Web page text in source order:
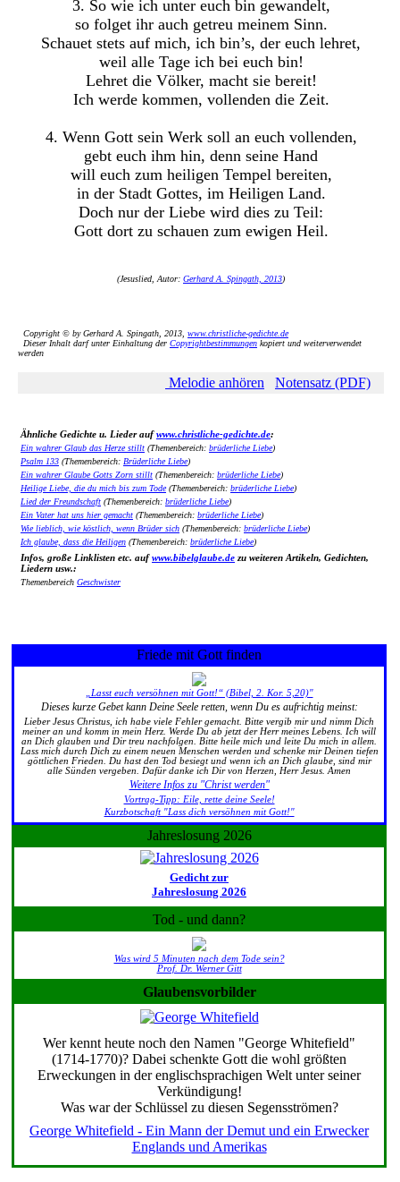
3. So wie ich unter euch bin gewandelt,
so folget ihr auch getreu meinem Sinn.
Schauet stets auf mich, ich bin’s, der euch lehret,
weil alle Tage ich bei euch bin!
Lehret die Völker, macht sie bereit!
Ich werde kommen, vollenden die Zeit.
4. Wenn Gott sein Werk soll an euch vollenden,
gebt euch ihm hin, denn seine Hand
will euch zum heiligen Tempel bereiten,
in der Stadt Gottes, im Heiligen Land.
Doch nur der Liebe wird dies zu Teil:
Gott dort zu schauen zum ewigen Heil.
(Jesuslied, Autor: Gerhard A. Spingath, 2013)
Copyright © by Gerhard A. Spingath, 2013, www.christliche-gedichte.de
Dieser Inhalt darf unter Einhaltung der Copyrightbestimmungen kopiert und weiterverwendet
werden
Melodie anhören Notensatz (PDF)
Ähnliche Gedichte u. Lieder aufwww.christliche-gedichte.de:
Ein wahrer Glaub das Herze stillt (Themenbereich: brüderliche Liebe)
Psalm 133 (Themenbereich: Brüderliche Liebe)
Ein wahrer Glaube Gotts Zorn stillt (Themenbereich: brüderliche Liebe)
Heilige Liebe, die du mich bis zum Tode(Themenbereich: brüderliche Liebe)
Lied der Freundschaft (Themenbereich: brüderliche Liebe)
Ein Vater hat uns hier gemacht (Themenbereich: brüderliche Liebe)
Wie lieblich, wie köstlich, wenn Brüder sich (Themenbereich: brüderliche Liebe)
Ich glaube, dass die Heiligen (Themenbereich: brüderliche Liebe)
Infos, große Linklisten etc. aufwww.bibelglaube.de zu weiteren Artikeln, Gedichten,
Liedern usw.:
Themenbereich Geschwister
Friede mit Gott finden
„Lasst euch versöhnen mit Gott!“ (Bibel, 2. Kor. 5,20)"
Dieses kurze Gebet kann Deine Seele retten, wenn Du es aufrichtig meinst:
Lieber Jesus Christus, ich habe viele Fehler gemacht. Bitte vergib mir und nimm Dich
meiner an und komm in mein Herz. Werde Du ab jetzt der Herr meines Lebens. Ich will
an Dich glauben und Dir treu nachfolgen. Bitte heile mich und leite Du mich in allem.
Lass mich durch Dich zu einem neuen Menschen werden und schenke mir Deinen tiefen
göttlichen Frieden. Du hast den Tod besiegt und wenn ich an Dich glaube, sind mir
alle Sünden vergeben. Dafür danke ich Dir von Herzen, Herr Jesus. Amen
Weitere Infos zu "Christ werden"
Vortrag-Tipp: Eile, rette deine Seele!
Kurzbotschaft "Lass dich versöhnen mit Gott!"
Jahreslosung 2026
Gedicht zur
Jahreslosung 2026
Tod - und dann?
Was wird 5 Minuten nach dem Tode sein?
Prof. Dr. Werner Gitt
Glaubensvorbilder
Wer kennt heute noch den Namen "George Whitefield"
(1714-1770)? Dabei schenkte Gott die wohl größten
Erweckungen in der englischsprachigen Welt unter seiner
Verkündigung!
Was war der Schlüssel zu diesen Segensströmen?
George Whitefield - Ein Mann der Demut und ein Erwecker
Englands und Amerikas